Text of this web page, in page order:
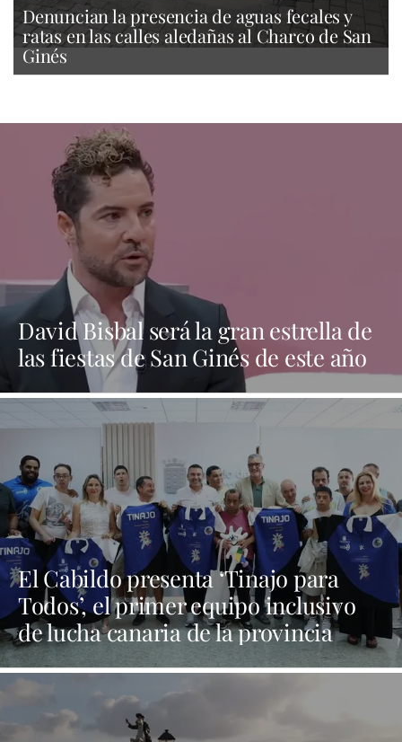
Denuncian la presencia de aguas fecales y
ratas en las calles aledañas al Charco de San
Ginés
David Bisbal será la gran estrella de
las fiestas de San Ginés de este año
El Cabildo presenta ‘Tinajo para
Todos’, el primer equipo inclusivo
de lucha canaria de la provincia